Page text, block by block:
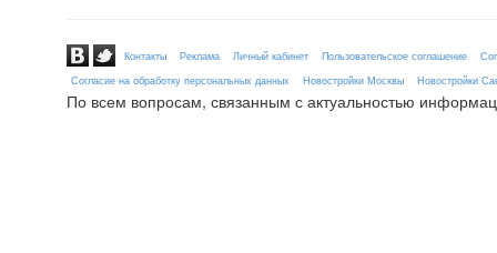
Контакты Реклама Личный кабинет Пользовательское соглашение
Согласие на обработку персональных данных
Новостройки Москвы Новостройки
По всем вопросам, связанным с актуальностью